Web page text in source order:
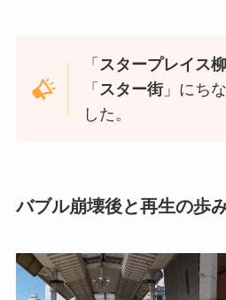
「 スタープレイス
「 スター街 」にち
した。
バブル崩壊後と再生の歩